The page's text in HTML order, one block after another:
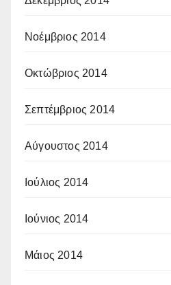
Νοέμβριος 2014
Οκτώβριος 2014
Σεπτέμβριος 2014
Αύγουστος 2014
Ιούλιος 2014
Ιούνιος 2014
Μάιος 2014